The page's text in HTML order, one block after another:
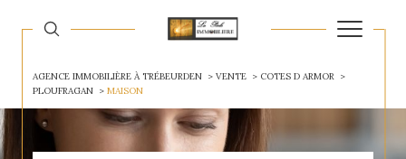
AGENCE IMMOBILIÈRE À TRÉBEURDEN VENTE
COTES D ARMOR
PLOUFRAGAN
MAISON